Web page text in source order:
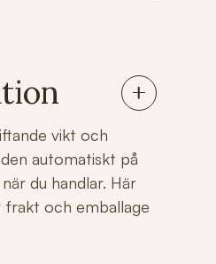
vikt och
automatiskt på
du handlar. Här
frakt och emballage